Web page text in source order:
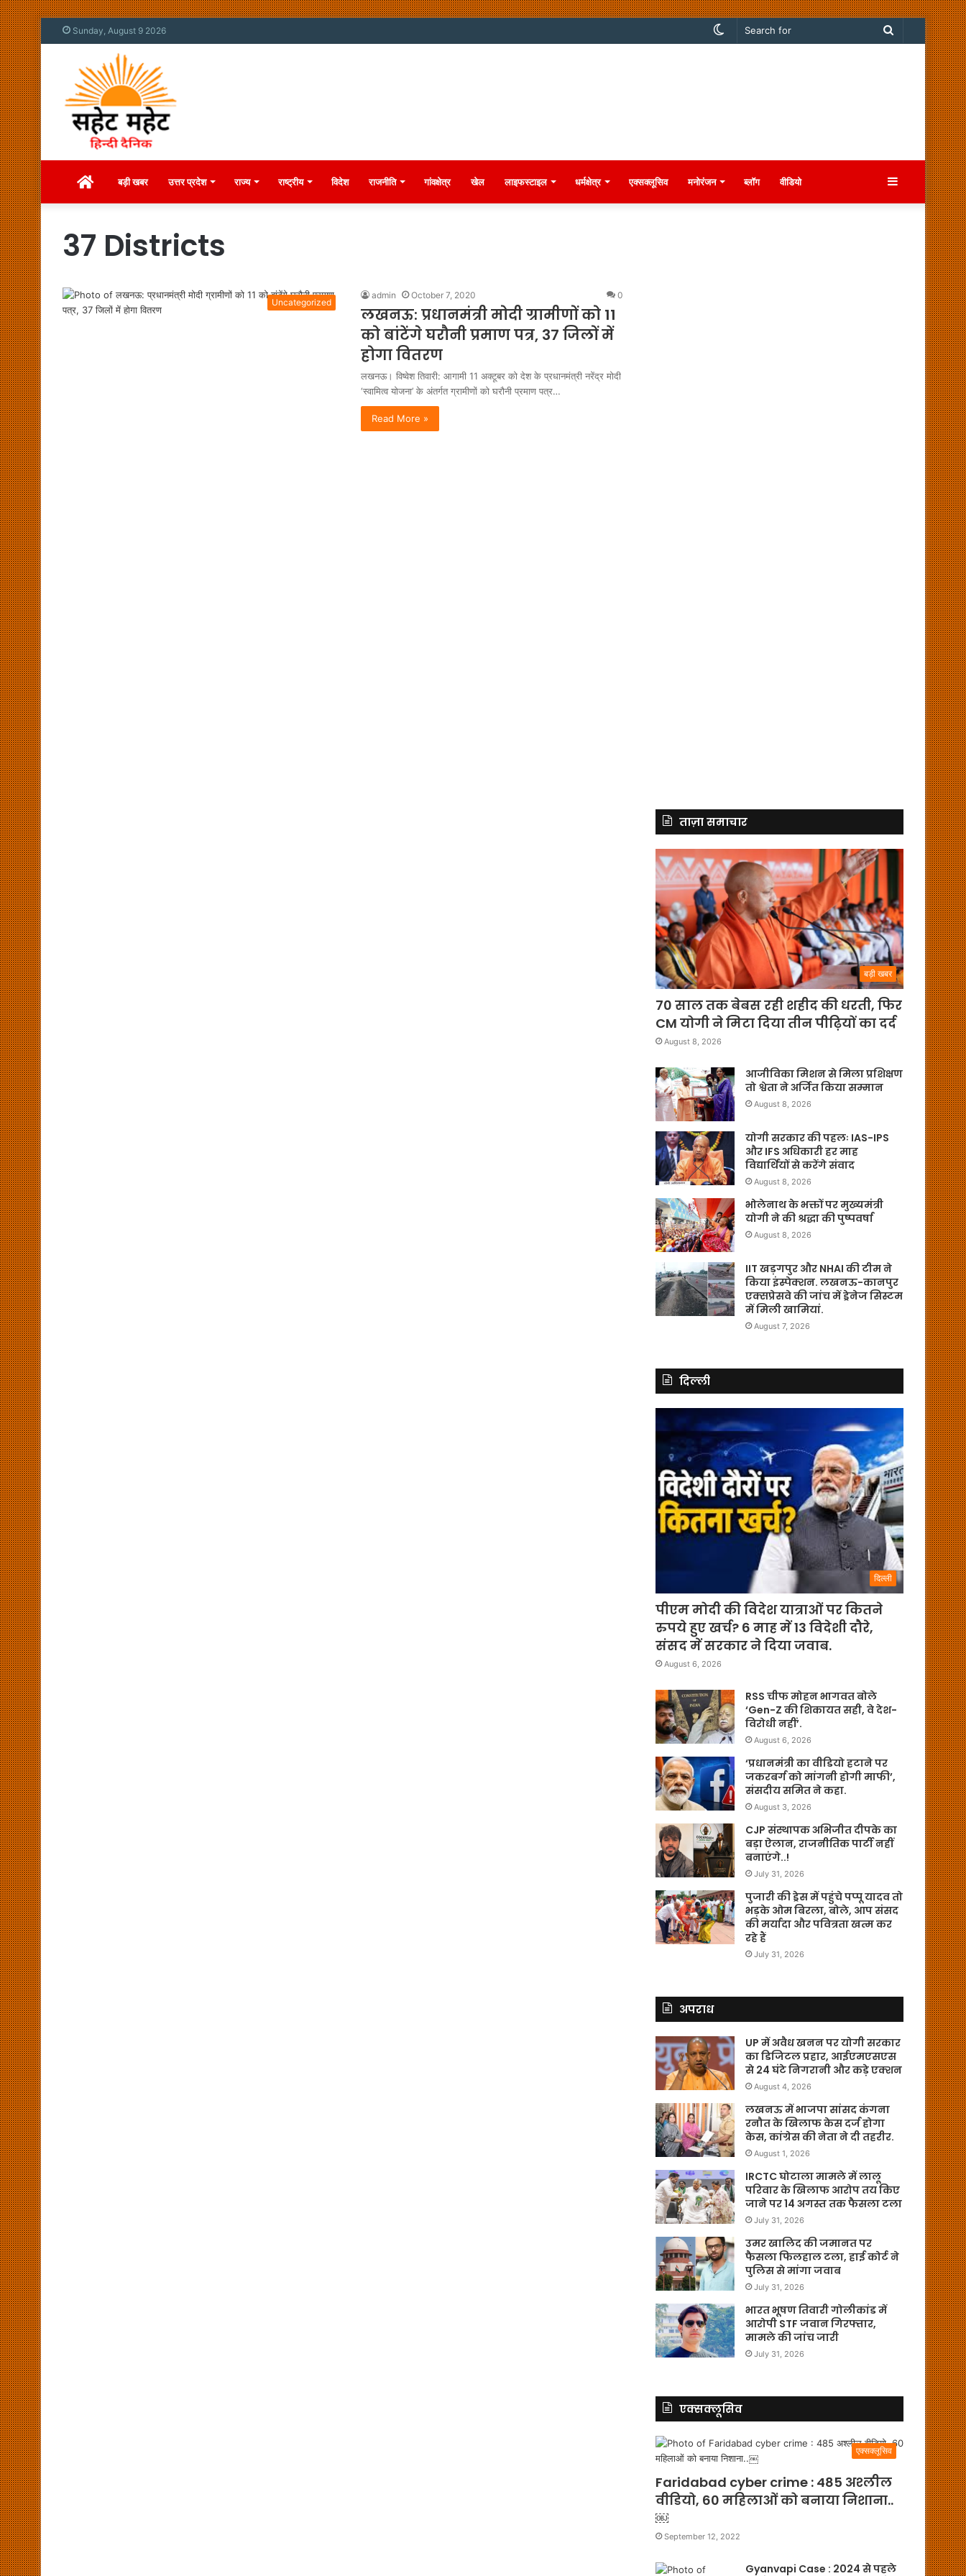
Sunday, August 9 2026
Search
Switch
Homeबड़ी खबर उत्तर प्रदेश राज्य राष्ट्रीय विदेश राजनीति गांवक्षेत्र खेल लाइफस्टाइल धर्मक्षेत्र एक्सक्लूसिव मनोरंजन ब्लॉग वीडियो Sidebar
37 Districts
Uncategorized
admin October 7, 2020 0
लखनऊ: प्रधानमंत्री मोदी ग्रामीणों को 11
को बांटेंगे घरौनी प्रमाण पत्र, 37 जिलों में
होगा वितरण
लखनऊ। विष्वेश तिवारी: आगामी 11 अक्टूबर को देश के प्रधानमंत्री नरेंद्र मोदी
‘स्वामित्व योजना’ के अंतर्गत ग्रामीणों को घरौनी प्रमाण पत्र…
Read More »
ताज़ा समाचार
बड़ी खबर
70 साल तक बेबस रही शहीद की धरती, फिर
CM योगी ने मिटा दिया तीन पीढ़ियों का दर्द
August 8, 2026
आजीविका मिशन से मिला प्रशिक्षण
तो श्वेता ने अर्जित किया सम्मान
August 8, 2026
योगी सरकार की पहलः IAS-IPS
और IFS अधिकारी हर माह
विद्यार्थियों से करेंगे संवाद
August 8, 2026
भोलेनाथ के भक्तों पर मुख्यमंत्री
योगी ने की श्रद्धा की पुष्पवर्षा
August 8, 2026
IIT खड़गपुर और NHAI की टीम ने
किया इंस्पेक्शन. लखनऊ-कानपुर
एक्सप्रेसवे की जांच में ड्रेनेज सिस्टम
में मिली खामियां.
August 7, 2026
दिल्ली
दिल्ली
पीएम मोदी की विदेश यात्राओं पर कितने
रुपये हुए खर्च? 6 माह में 13 विदेशी दौरे,
संसद में सरकार ने दिया जवाब.
August 6, 2026
RSS चीफ मोहन भागवत बोले
‘Gen-Z की शिकायत सही, वे देश-
विरोधी नहीं’.
August 6, 2026
‘प्रधानमंत्री का वीडियो हटाने पर
जकरबर्ग को मांगनी होगी माफी’,
संसदीय समित ने कहा.
August 3, 2026
CJP संस्थापक अभिजीत दीपके का
बड़ा ऐलान, राजनीतिक पार्टी नहीं
बनाएंगे..!
July 31, 2026
पुजारी की ड्रेस में पहुंचे पप्पू यादव तो
भड़के ओम बिरला, बोले, आप संसद
की मर्यादा और पवित्रता खत्म कर
रहे हैं
July 31, 2026
अपराध
UP में अवैध खनन पर योगी सरकार
का डिजिटल प्रहार, आईएमएसएस
से 24 घंटे निगरानी और कड़े एक्शन
August 4, 2026
लखनऊ में भाजपा सांसद कंगना
रनौत के खिलाफ केस दर्ज होगा
केस, कांग्रेस की नेता ने दी तहरीर.
August 1, 2026
IRCTC घोटाला मामले में लालू
परिवार के खिलाफ आरोप तय किए
जाने पर 14 अगस्त तक फैसला टला
July 31, 2026
उमर खालिद की जमानत पर
फैसला फिलहाल टला, हाई कोर्ट ने
पुलिस से मांगा जवाब
July 31, 2026
भारत भूषण तिवारी गोलीकांड में
आरोपी STF जवान गिरफ्तार,
मामले की जांच जारी
July 31, 2026
एक्सक्लूसिव
एक्सक्लूसिव
Faridabad cyber crime : 485 अश्लील
वीडियो, 60 महिलाओं को बनाया निशाना..
￼
September 12, 2022
Gyanvapi Case : 2024 से पहले